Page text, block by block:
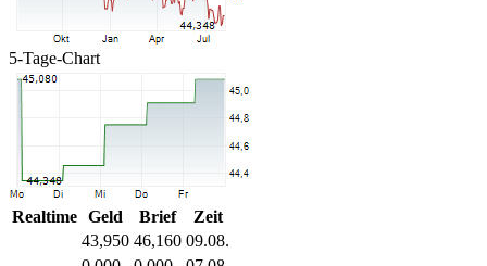
5-Tage-Chart
Realtime Geld Brief
Zeit
43,950 46,160 09.08.